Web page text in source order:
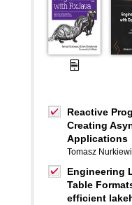
Reactive
Creating
Applications
Tomasz
Engineering
Table
efficient